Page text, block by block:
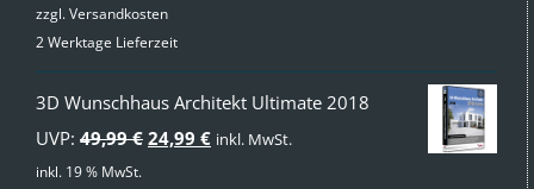
zzgl.Versandkosten
2 Werktage Lieferzeit
3D Wunschhaus Architekt Ultimate 2018
UVP: 49,99€ Ursprünglicher
24,99 €Aktueller
inkl. MwSt.
inkl. 19 % MwSt.